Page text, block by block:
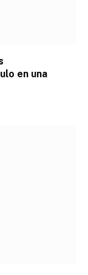
en una